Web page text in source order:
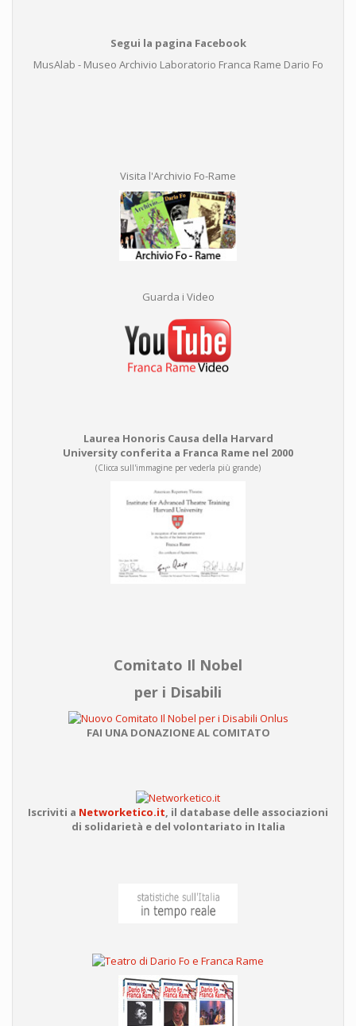
Segui la pagina Facebook
MusAlab - Museo Archivio Laboratorio Franca Rame Dario Fo
Visita l'Archivio Fo-Rame
Guarda i Video
Laurea Honoris Causa della Harvard
University conferita a Franca Rame nel 2000
(Clicca sull'immagine per vederla più grande)
Comitato Il Nobel
per i Disabili
FAI UNA DONAZIONE AL COMITATO
Iscriviti a Networketico.it, il database delle associazioni
di solidarietà e del volontariato in Italia